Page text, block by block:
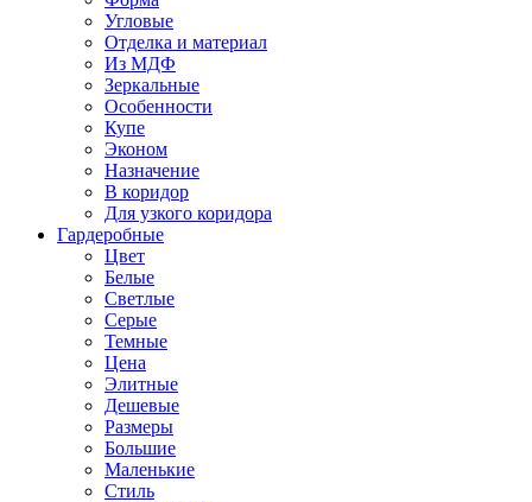
Угловые
Отделка и материал
Из МДФ
Зеркальные
Особенности
Купе
Эконом
Назначение
В коридор
Для узкого коридора
Гардеробные
Цвет
Белые
Светлые
Серые
Темные
Цена
Элитные
Дешевые
Размеры
Большие
Маленькие
Стиль